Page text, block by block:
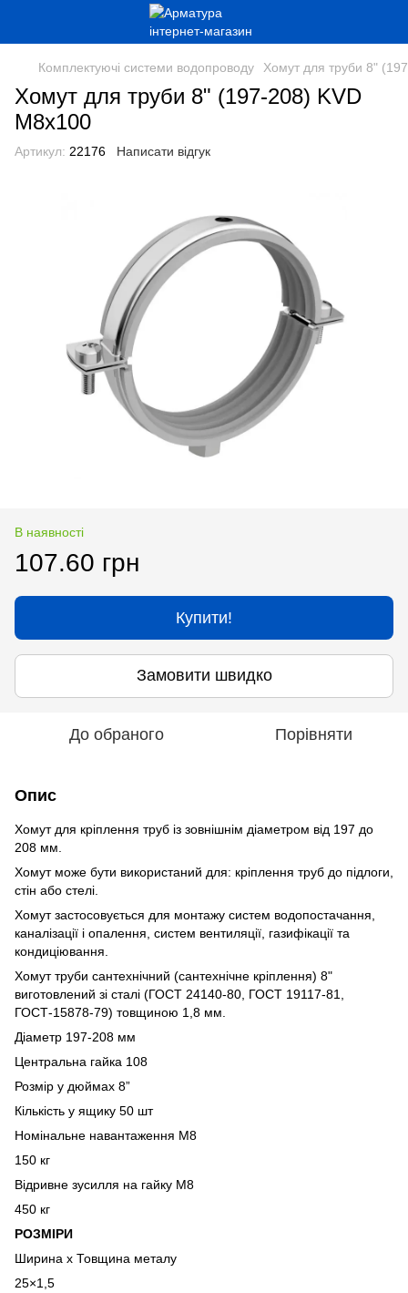
Комплектуючі системи водопроводу Хомут для труби 8"
Хомут для труби 8" (197-208) KVD
М8х100
Артикул: 22176 Написати відгук
В наявності
107.60 грн
Купити!
Замовити швидко
До обраного Порівняти
Опис
Хомут для кріплення труб із зовнішнім діаметром від 197 до
208 мм.
Хомут може бути використаний для: кріплення труб до підлоги,
стін або стелі.
Хомут застосовується для монтажу систем водопостачання,
каналізації і опалення, систем вентиляції, газифікації та
кондиціювання.
Хомут труби сантехнічний (сантехнічне кріплення) 8"
виготовлений зі сталі (ГОСТ 24140-80, ГОСТ 19117-81,
ГОСТ-15878-79) товщиною 1,8 мм.
Діаметр 197-208 мм
Центральна гайка 108
Розмір у дюймах 8”
Кількість у ящику 50 шт
Номінальне навантаження М8
150 кг
Відривне зусилля на гайку М8
450 кг
РОЗМІРИ
Ширина х Товщина металу
25×1,5